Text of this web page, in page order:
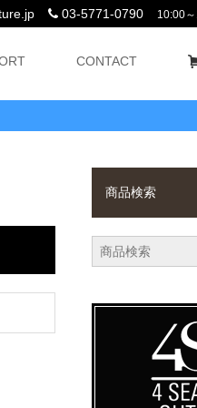
03-5771-0790 10:00
CONTACT
商品検索